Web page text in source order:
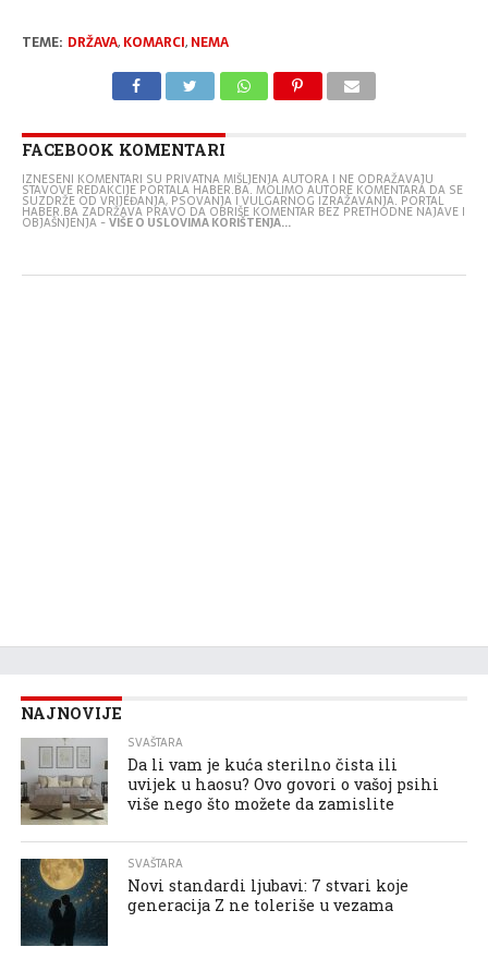
TEME: DRŽAVA, KOMARCI, NEMA
FACEBOOK KOMENTARI
IZNESENI KOMENTARI SU PRIVATNA MIŠLJENJA AUTORA I NE ODRAŽAVAJU
STAVOVE REDAKCIJE PORTALA HABER.BA. MOLIMO AUTORE KOMENTARA DA SE
SUZDRŽE OD VRIJEĐANJA, PSOVANJA I VULGARNOG IZRAŽAVANJA. PORTAL
HABER.BA ZADRŽAVA PRAVO DA OBRIŠE KOMENTAR BEZ PRETHODNE NAJAVE I
OBJAŠNJENJA -VIŠE O USLOVIMA KORIŠTENJA...
NAJNOVIJE
SVAŠTARA
Da li vam je kuća sterilno čista ili
uvijek u haosu? Ovo govori o vašoj psihi
više nego što možete da zamislite
SVAŠTARA
Novi standardi ljubavi: 7 stvari koje
generacija Z ne toleriše u vezama